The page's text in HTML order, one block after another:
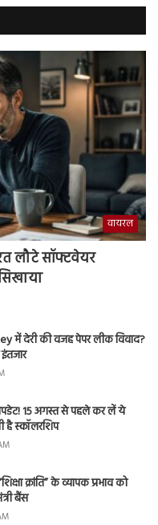
वायरल
लौटे सॉफ्टवेयर
में देरी की वजह पेपर लीक विवाद?
15 अगस्त से पहले कर लें ये
है स्कॉलरशिप
क्रांति” के व्यापक प्रभाव को
बैंस